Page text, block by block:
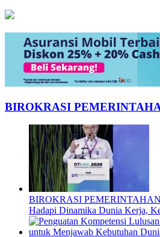
BIROKRASI
BIROKRASI PEMERINTAHAN
Hadapi Dinamika Dunia Kerja,